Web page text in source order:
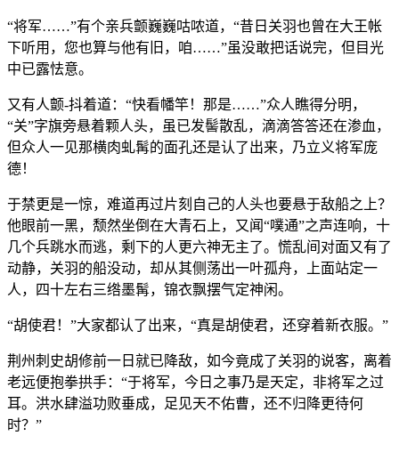
“将军……”有个亲兵颤巍巍咕哝道，“昔日关羽也曾在大王帐
下听用，您也算与他有旧，咱……”虽没敢把话说完，但目光
中已露怯意。
又有人颤-抖着道：“快看幡竿！那是……”众人瞧得分明，
“关”字旗旁悬着颗人头，虽已发髻散乱，滴滴答答还在渗血，
但众人一见那横肉虬髯的面孔还是认了出来，乃立义将军庞
德！
于禁更是一惊，难道再过片刻自己的人头也要悬于敌船之上？
他眼前一黑，颓然坐倒在大青石上，又闻“噗通”之声连响，十
几个兵跳水而逃，剩下的人更六神无主了。慌乱间对面又有了
动静，关羽的船没动，却从其侧荡出一叶孤舟，上面站定一
人，四十左右三绺墨髯，锦衣飘摆气定神闲。
“胡使君！”大家都认了出来，“真是胡使君，还穿着新衣服。”
荆州刺史胡修前一日就已降敌，如今竟成了关羽的说客，离着
老远便抱拳拱手：“于将军，今日之事乃是天定，非将军之过
耳。洪水肆溢功败垂成，足见天不佑曹，还不归降更待何
时？”